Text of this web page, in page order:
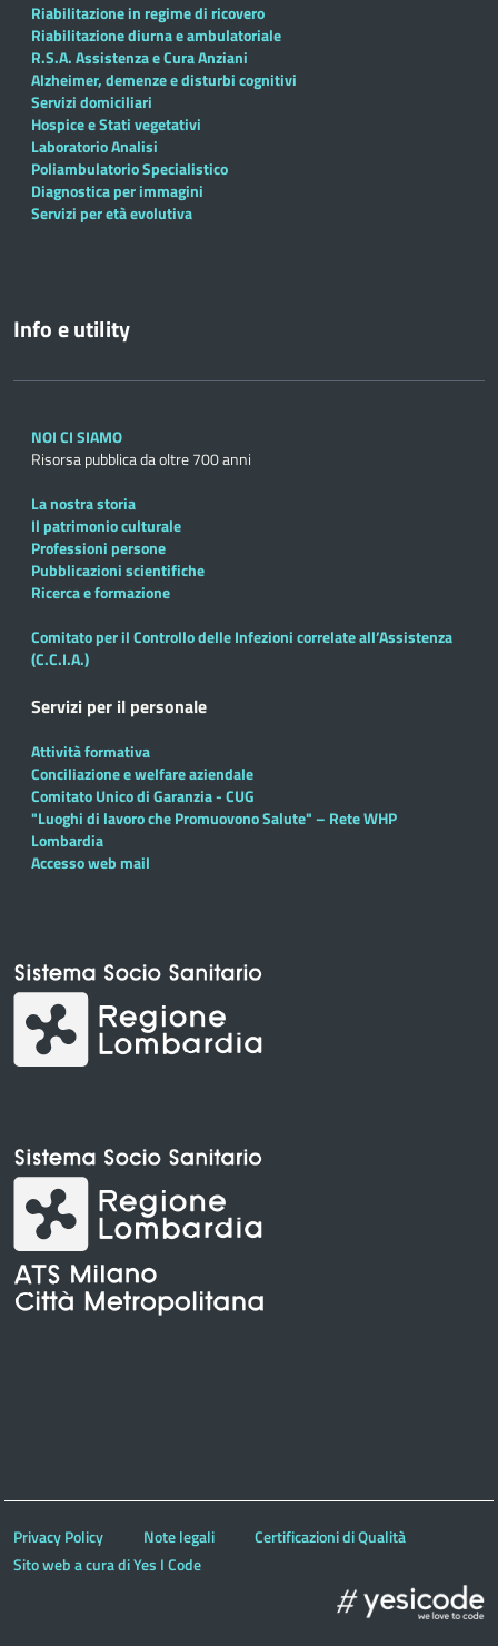
Riabilitazione in regime di ricovero
Riabilitazione diurna e ambulatoriale
R.S.A. Assistenza e Cura Anziani
Alzheimer, demenze e disturbi cognitivi
Servizi domiciliari
Hospice e Stati vegetativi
Laboratorio Analisi
Poliambulatorio Specialistico
Diagnostica per immagini
Servizi per età evolutiva
Info e utility
NOI CI SIAMO
Risorsa pubblica da oltre 700 anni
La nostra storia
Il patrimonio culturale
Professioni persone
Pubblicazioni scientifiche
Ricerca e formazione
Comitato per il Controllo delle Infezioni correlate all’Assistenza
(C.C.I.A.)
Servizi per il personale
Attività formativa
Conciliazione e welfare aziendale
Comitato Unico di Garanzia - CUG
"Luoghi di lavoro che Promuovono Salute" – Rete WHP
Lombardia
Accesso web mail
Privacy Policy Note legali
Certificazioni di Qualità
Sito web a cura di Yes I Code